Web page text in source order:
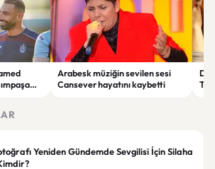
Arabesk müziğin sevilen sesi
Cansever hayatını kaybetti
Yeniden Gündemde Sevgilisi İçin Silaha